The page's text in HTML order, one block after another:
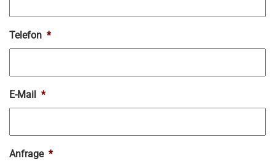
Telefon *
E-Mail *
Anfrage *